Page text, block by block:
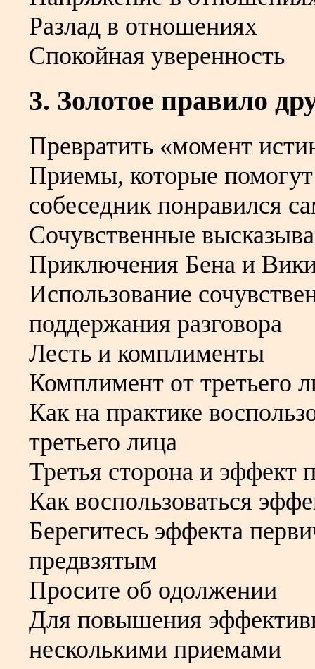
Разлад в отношениях
Спокойная уверенность
3. Золотое правило
Превратить «момент
Приемы, которые
собеседник понравился
Сочувственные
Приключения Бена и
Использование
поддержания разговора
Лесть и комплименты
Комплимент от третьего
Как на практике
третьего лица
Третья сторона и эффект
Как воспользоваться
Берегитесь эффекта
предвзятым
Просите об одолжении
Для повышения
несколькими приемами